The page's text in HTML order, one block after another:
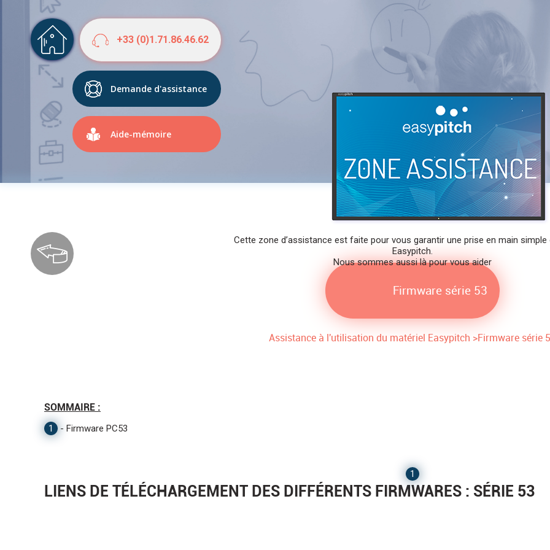
+33 (0)1.71.86.46.62
Demande d'assistance
Aide-mémoire
Cette zone d’assistance est faite pour vous garantir une prise en main
Easypitch.
Nous sommes aussi là pour vous aider
Firmware série 53
Assistance à l'utilisation du matériel Easypitch >Firmware série
SOMMAIRE :
1 - Firmware PC53
1
LIENS DE TÉLÉCHARGEMENT DES DIFFÉRENTS FIRMWARES : SÉRIE 53